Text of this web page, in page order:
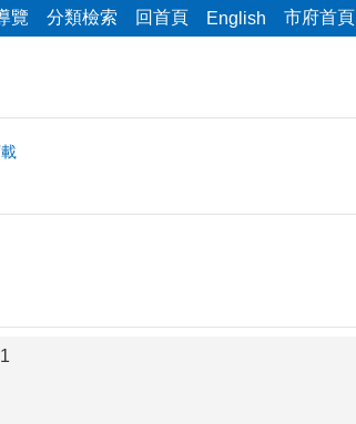
覽 分類檢索 回首頁 English 市府首頁